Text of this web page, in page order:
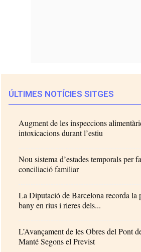
ÚLTIMES NOTÍCIES SITGES
Augment de les inspeccions
intoxicacions durant l’estiu
Nou sistema d’estades temporals per
conciliació familiar
La Diputació de Barcelona recorda la
bany en rius i rieres dels...
L’Avançament de les Obres del Pont
Manté Segons el Previst